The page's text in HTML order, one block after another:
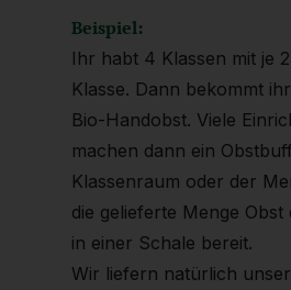
Beispiel:
Ihr habt 4 Klassen mit je
Klasse. Dann bekommt
Bio-Handobst. Viele
machen dann ein
Klassenraum oder der
die gelieferte Menge
in einer Schale bereit.
Wir liefern natürlich